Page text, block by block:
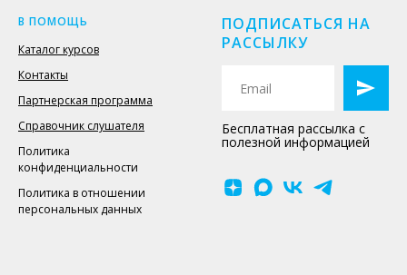
В ПОМОЩЬ
Каталог курсов
Контакты
Партнерская программа
Справочник слушателя
Политика
конфиденциальности
Политика в отношении
персональных данных
ПОДПИСАТЬСЯ НА
РАССЫЛКУ
Бесплатная рассылка с
полезной информацией